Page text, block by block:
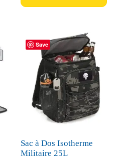
Save
Sac à Dos Isotherme
Militaire 25L